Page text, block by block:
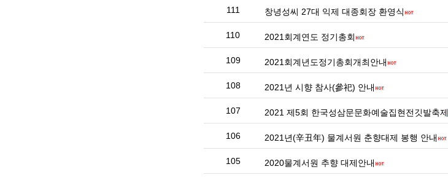
111 창녕성씨 27대 익제 대종회장 환영식
110 2021회계연도 정기총회
109 2021회계년도정기총회개최안내
108 2021년 시향 참사(參祀) 안내
107 2021 제5회 한국성삼문문화예술집현전깃발축제
106 2021년(辛丑年) 물계서원 춘향대제 봉행 안내
105 2020물계서원 추향 대제안내